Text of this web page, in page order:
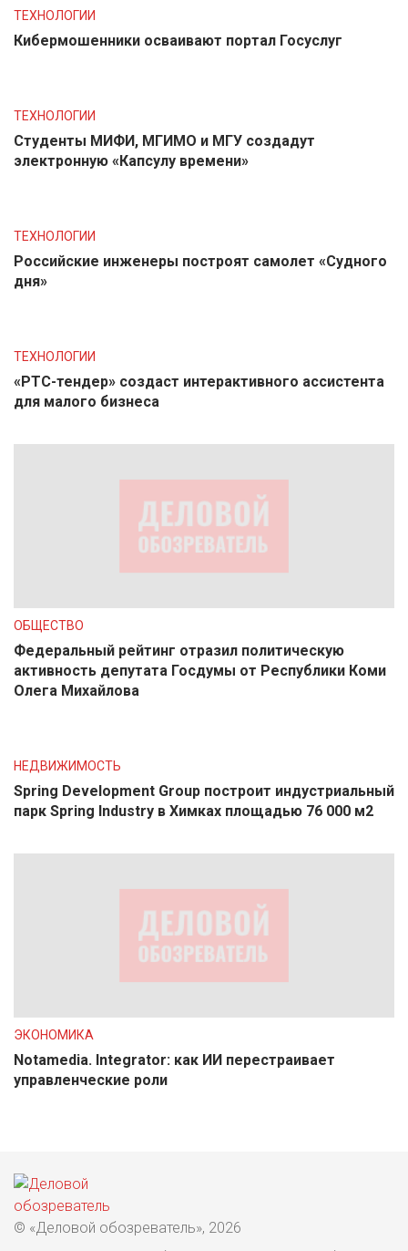
ТЕХНОЛОГИИ
Кибермошенники осваивают портал Госуслуг
ТЕХНОЛОГИИ
Студенты МИФИ, МГИМО и МГУ создадут
электронную «Капсулу времени»
ТЕХНОЛОГИИ
Российские инженеры построят самолет «Судного
дня»
ТЕХНОЛОГИИ
«РТС-тендер» создаст интерактивного ассистента
для малого бизнеса
ОБЩЕСТВО
Федеральный рейтинг отразил политическую
активность депутата Госдумы от Республики Коми
Олега Михайлова
НЕДВИЖИМОСТЬ
Spring Development Group построит индустриальный
парк Spring Industry в Химках площадью 76 000 м2
ЭКОНОМИКА
Notamedia. Integrator: как ИИ перестраивает
управленческие роли
© «Деловой обозреватель», 2026